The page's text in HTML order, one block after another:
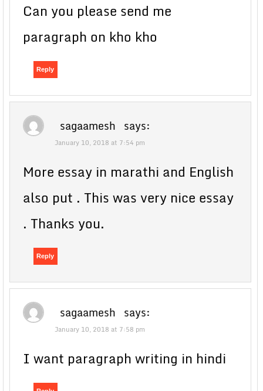
Can you please send me
paragraph on kho kho
Reply
sagaamesh says:
January 10, 2018 at 7:54 pm
More essay in marathi and English
also put . This was very nice essay
. Thanks you.
Reply
sagaamesh says:
January 10, 2018 at 7:58 pm
I want paragraph writing in hindi